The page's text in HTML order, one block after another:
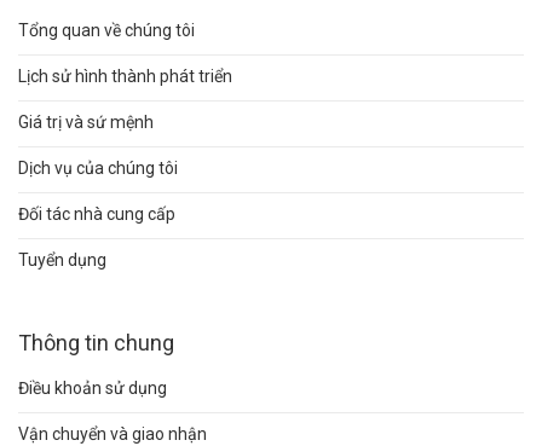
Tổng quan về chúng tôi
Lịch sử hình thành phát triển
Giá trị và sứ mệnh
Dịch vụ của chúng tôi
Đối tác nhà cung cấp
Tuyển dụng
Thông tin chung
Điều khoản sử dụng
Vận chuyển và giao nhận